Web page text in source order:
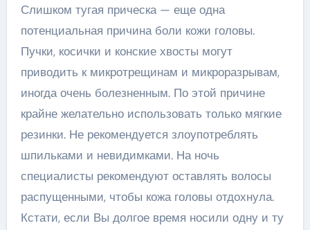
Слишком тугая прическа — еще одна
потенциальная причина боли кожи головы.
Пучки, косички и конские хвосты могут
приводить к микротрещинам и микроразрывам,
иногда очень болезненным. По этой причине
крайне желательно использовать только мягкие
резинки. Не рекомендуется злоупотреблять
шпильками и невидимками. На ночь
специалисты рекомендуют оставлять волосы
распущенными, чтобы кожа головы отдохнула.
Кстати, если Вы долгое время носили одну и ту